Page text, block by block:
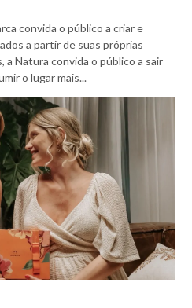
convida o público a criar e
a partir de suas próprias
a Natura convida o público a sair
o lugar mais...